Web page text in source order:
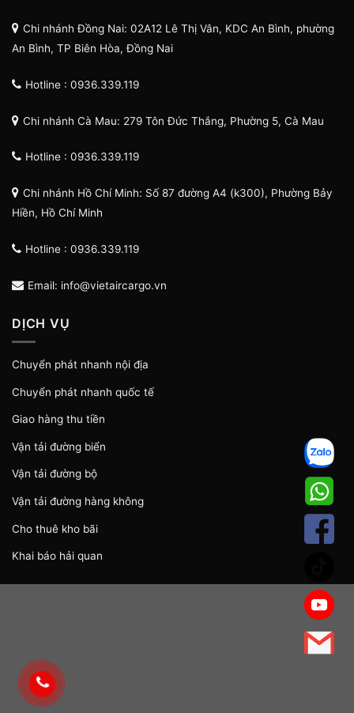
Chi nhánh Đồng Nai: 02A12 Lê Thị Vân, KDC An Bình, phường
An Bình, TP Biên Hòa, Đồng Nai
Hotline : 0936.339.119
Chi nhánh Cà Mau: 279 Tôn Đức Thắng, Phường 5, Cà Mau
Hotline : 0936.339.119
Chi nhánh Hồ Chí Minh: Số 87 đường A4 (k300), Phường Bảy
Hiền, Hồ Chí Minh
Hotline : 0936.339.119
Email: info@vietaircargo.vn
DỊCH VỤ
Chuyển phát nhanh nội địa
Chuyển phát nhanh quốc tế
Giao hàng thu tiền
Vận tải đường biển
Vận tải đường bộ
Vận tải đường hàng không
Cho thuê kho bãi
Khai báo hải quan